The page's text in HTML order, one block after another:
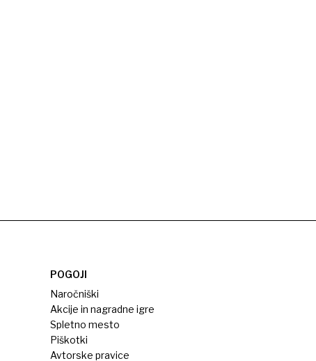
POGOJI
Naročniški
Akcije in nagradne igre
Spletno mesto
Piškotki
Avtorske pravice